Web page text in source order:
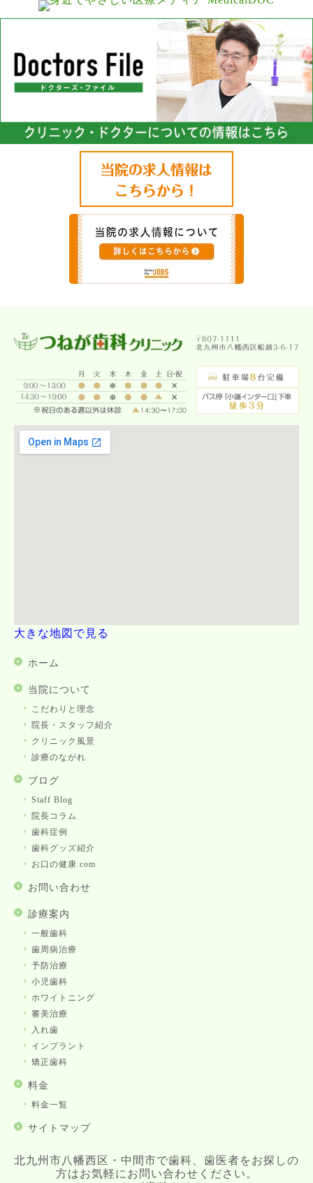
大きな地図で見る
ホーム
当院について
こだわりと理念
院長・スタッフ紹介
クリニック風景
診療のながれ
ブログ
Staff Blog
院長コラム
歯科症例
歯科グッズ紹介
お口の健康.com
お問い合わせ
診療案内
一般歯科
歯周病治療
予防治療
小児歯科
ホワイトニング
審美治療
入れ歯
インプラント
矯正歯科
料金
料金一覧
サイトマップ
北九州市八幡西区・中間市で歯科、歯医者をお探しの
方はお気軽にお問い合わせください。